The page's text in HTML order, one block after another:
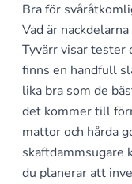
Bra för
Vad är
Tyvärr visar tester
finns en handfull
lika bra som de
det kommer till
mattor och hårda
skaftdammsugare
du planerar att